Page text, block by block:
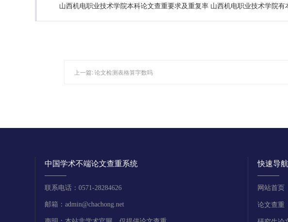
山西机电职业技术学院本科论文查重要求及重复率 山西机电职业技术学院有
上一篇: 论文检测表格算字数吗
中国学术不端论文查重系统
联系电话：0571-28284626
邮箱：admin@chachong.net
快速导航
网站首页
论文查重